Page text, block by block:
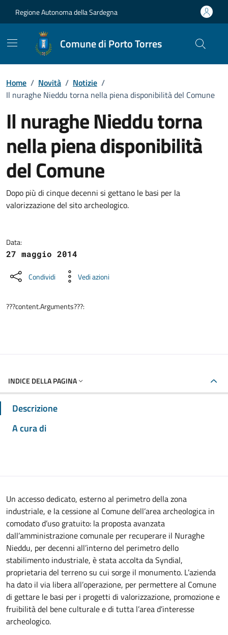
Regione Autonoma della Sardegna
Comune di Porto Torres
Home / Novità / Notizie /
Il nuraghe Nieddu torna nella piena disponibilità del Comune
Il nuraghe Nieddu torna
nella piena disponibilità
del Comune
Dettagli della notizia
Dopo più di cinque decenni si gettano le basi per la
valorizzazione del sito archeologico.
Data:
27 maggio 2014
Condividi Vedi azioni
???content.Arguments???:
INDICE DELLA PAGINA
Descrizione
A cura di
Un accesso dedicato, esterno al perimetro della zona
industriale, e la cessione al Comune dell’area archeologica in
comodato d’uso gratuito: la proposta avanzata
dall’amministrazione comunale per recuperare il Nuraghe
Nieddu, per decenni all’interno del perimetro dello
stabilimento industriale, è stata accolta da Syndial,
proprietaria del terreno su cui sorge il monumento. L’azienda
ha dato il via libera all’operazione, per permettere al Comune
di gettare le basi per i progetti di valorizzazione, promozione e
fruibilità del bene culturale e di tutta l’area d’interesse
archeologico.